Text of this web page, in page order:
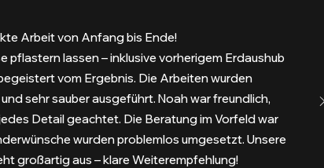
Arbeit von Anfang bis Ende!
pflastern lassen – inklusive vorherigem Erdaushub
vom Ergebnis. Die Arbeiten wurden
sehr sauber ausgeführt. Noah war freundlich,
Detail geachtet. Die Beratung im Vorfeld war
wurden problemlos umgesetzt. Unsere
großartig aus – klare Weiterempfehlung!